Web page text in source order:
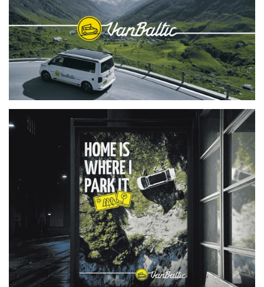
KONTAKTI
OGILVY PR